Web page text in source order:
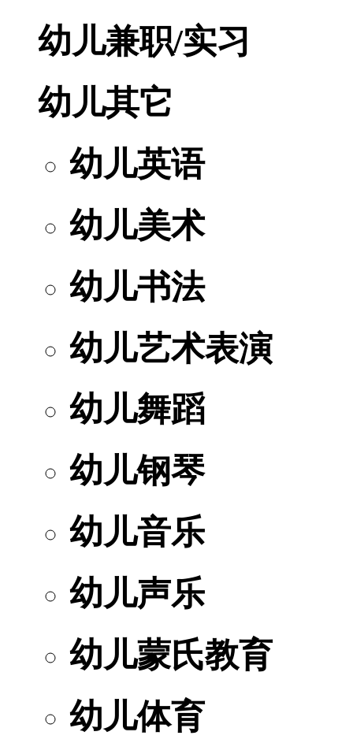
幼儿兼职/实习
幼儿其它
幼儿英语
幼儿美术
幼儿书法
幼儿艺术表演
幼儿舞蹈
幼儿钢琴
幼儿音乐
幼儿声乐
幼儿蒙氏教育
幼儿体育